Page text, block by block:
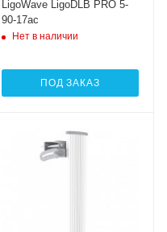
LigoWave LigoDLB PRO 5-
90-17ac
Нет в наличии
ПОД ЗАКАЗ